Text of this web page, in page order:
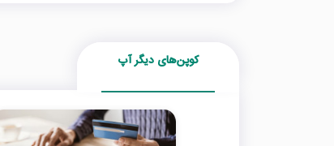
کوپن‌های دیگر آپ